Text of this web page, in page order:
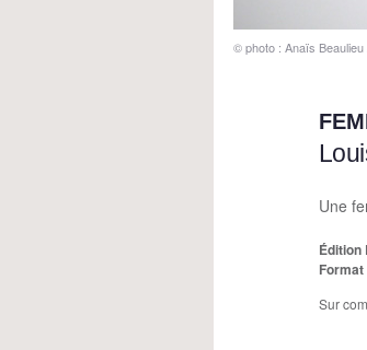
© photo : Anaïs
Une
Édition
Format
Sur